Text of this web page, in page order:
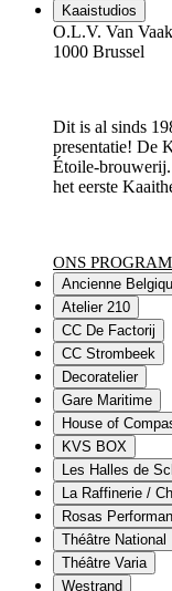
Kaaistudios
O.L.V. Van
1000 Brussel
Dit is al sinds
presentatie! De
Étoile-
het eerste
ONS
Ancienne
Atelier 210
CC De Factorij
CC Strombeek
Decoratelier
Gare Maritime
House of
KVS BOX
Les Halles de
La Raffinerie /
Rosas
Théâtre National
Théâtre Varia
Westrand